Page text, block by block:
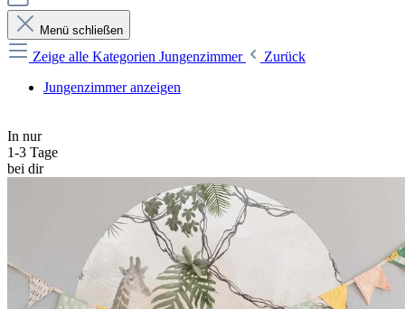
Menü schließen
Zeige alle Kategorien Jungenzimmer
Zurück
Jungenzimmer anzeigen
In nur
1-3 Tage
bei dir